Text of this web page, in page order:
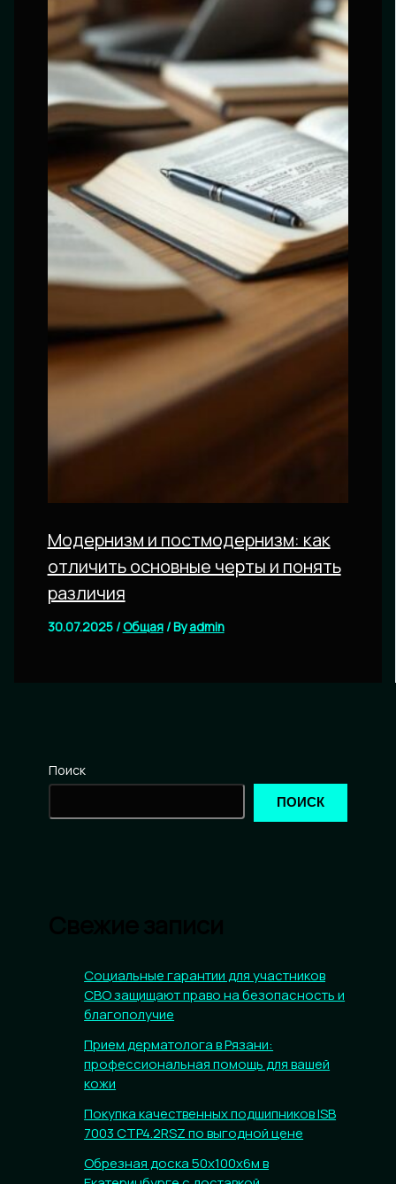
Модернизм и постмодернизм: как
отличить основные черты и понять
различия
30.07.2025/Общая/ Byadmin
Поиск
ПОИСК
Социальные гарантии для участников
СВО защищают право на безопасность и
благополучие
Прием дерматолога в Рязани:
профессиональная помощь для вашей
кожи
Покупка качественных подшипников ISB
7003 CTP4.2RSZ по выгодной цене
Обрезная доска 50х100х6м в